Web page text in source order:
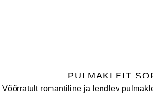
PULMAKLEIT
Võõrratult romantiline ja lendlev